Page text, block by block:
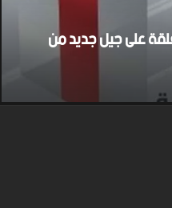
على جيل جديد من